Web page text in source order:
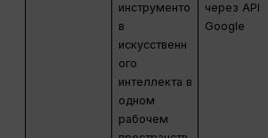
инструменто
в
искусственн
ого
интеллекта в
одном
рабочем
через API
Google